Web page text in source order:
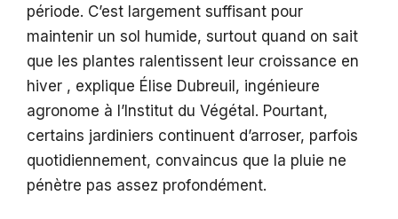
période. C’est largement suffisant pour
maintenir un sol humide, surtout quand on sait
que les plantes ralentissent leur croissance en
hiver , explique Élise Dubreuil, ingénieure
agronome à l’Institut du Végétal. Pourtant,
certains jardiniers continuent d’arroser, parfois
quotidiennement, convaincus que la pluie ne
pénètre pas assez profondément.